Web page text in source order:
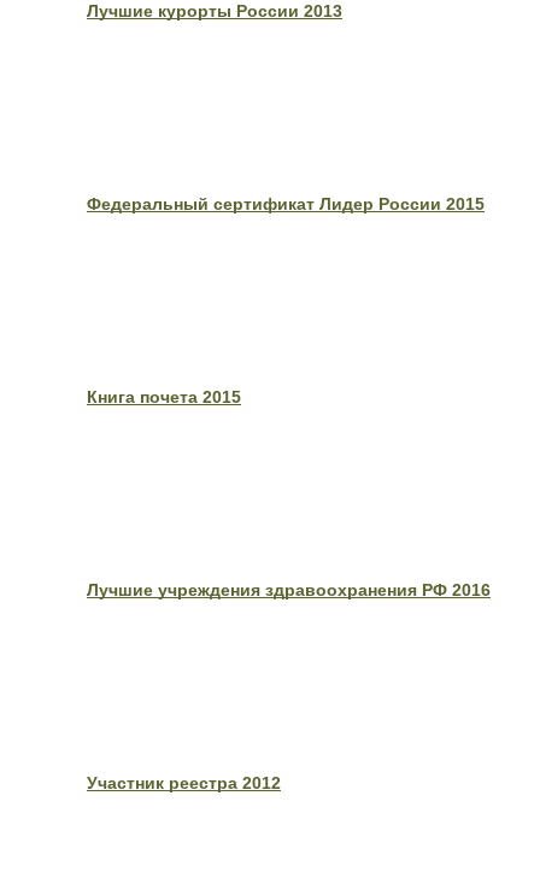
Лучшие курорты России 2013
Федеральный сертификат Лидер России 2015
Книга почета 2015
Лучшие учреждения здравоохранения РФ 2016
Участник реестра 2012